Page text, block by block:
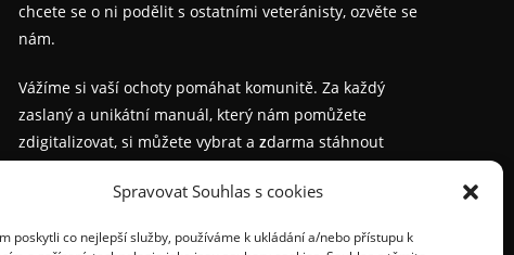
Spravovat Souhlas s cookies
poskytli co nejlepší služby, používáme k ukládání a/nebo přístupu k
chcete se o ni podělit s ostatními veteránisty, ozvěte se
nám.
Vážíme si vaší ochoty pomáhat komunitě. Za každý
zaslaný a unikátní manuál, který nám pomůžete
zdigitalizovat, si můžete vybrat a zdarma stáhnout